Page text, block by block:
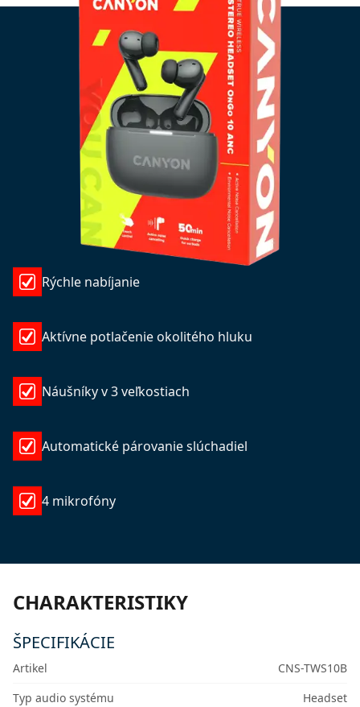
Rýchle nabíjanie
Aktívne potlačenie okolitého hluku
Náušníky v 3 veľkostiach
Automatické párovanie slúchadiel
4 mikrofóny
CHARAKTERISTIKY
ŠPECIFIKÁCIE
Artikel
CNS-TWS10B
Typ audio systému
Headset